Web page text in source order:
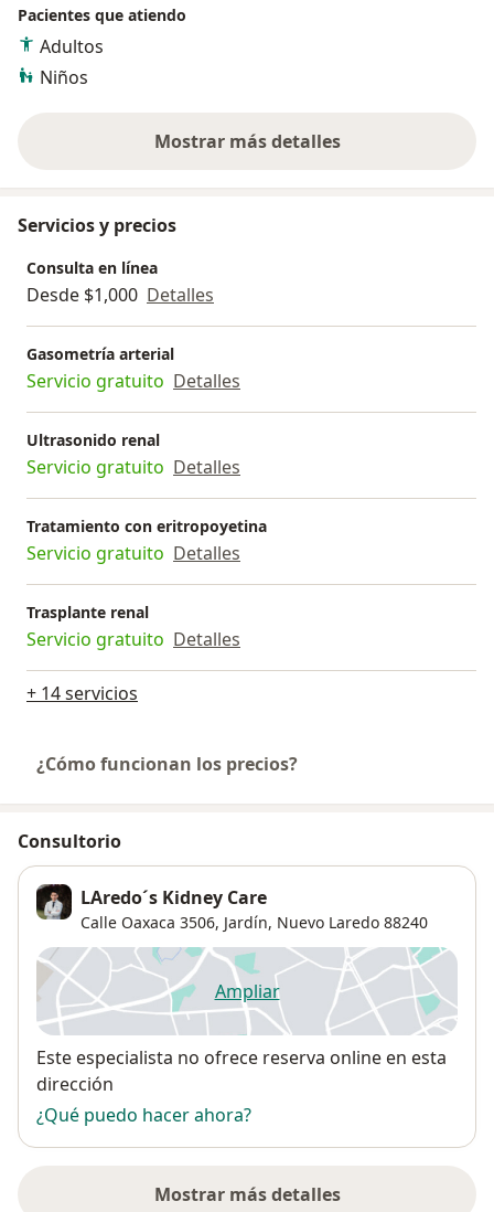
Pacientes que atiendo
Adultos
Niños
Mostrar más detalles
sobre la experiencia
Servicios y precios
Consulta en línea
Desde $1,000 Detalles
Gasometría arterial
Servicio gratuito Detalles
Ultrasonido renal
Servicio gratuito Detalles
Tratamiento con eritropoyetina
Servicio gratuito Detalles
Trasplante renal
Servicio gratuito Detalles
+ 14 servicios
¿Cómo funcionan los precios?
Consultorio
LAredo´s Kidney Care
Calle Oaxaca 3506, Jardín, Nuevo Laredo 88240
Ampliarse abre en una nueva
Disponibilidad
Este especialista no ofrece reserva online en esta
dirección
¿Qué puedo hacer ahora?
Mostrar más detalles
sobre la dirección